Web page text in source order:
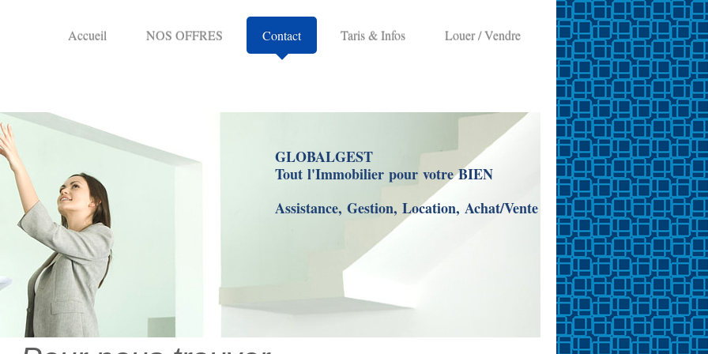
Accueil NOS OFFRES Contact Taris & Infos Louer / Vendre
GLOBALGEST
Tout l'Immobilier pour votre BIEN
Assistance, Gestion, Location, Achat/Vente